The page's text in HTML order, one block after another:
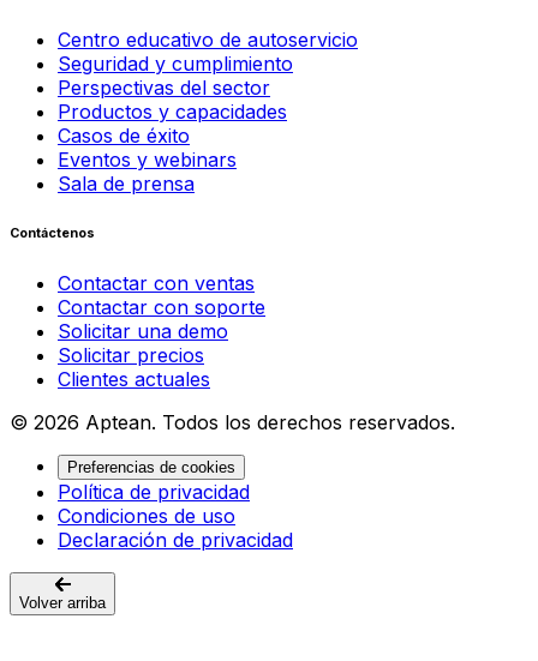
Centro educativo de autoservicio
Seguridad y cumplimiento
Perspectivas del sector
Productos y capacidades
Casos de éxito
Eventos y webinars
Sala de prensa
Contáctenos
Contactar con ventas
Contactar con soporte
Solicitar una demo
Solicitar precios
Clientes actuales
© 2026 Aptean. Todos los derechos reservados.
Preferencias de cookies
Política de privacidad
Condiciones de uso
Declaración de privacidad
Volver arriba